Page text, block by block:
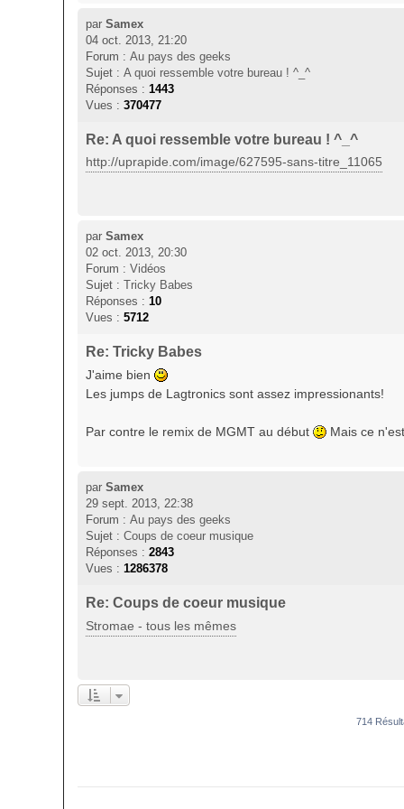
par Samex
04 oct. 2013, 21:20
Forum : Au pays des geeks
Sujet : A quoi ressemble votre bureau ! ^_^
Réponses : 1443
Vues : 370477
Re: A quoi ressemble votre bureau ! ^_^
http://uprapide.com/image/627595-sans-titre_11065
par Samex
02 oct. 2013, 20:30
Forum : Vidéos
Sujet : Tricky Babes
Réponses : 10
Vues : 5712
Re: Tricky Babes
J'aime bien
Les jumps de Lagtronics sont assez impressionants!
Par contre le remix de MGMT au début Mais ce
par Samex
29 sept. 2013, 22:38
Forum : Au pays des geeks
Sujet : Coups de coeur musique
Réponses : 2843
Vues : 1286378
Re: Coups de coeur musique
Stromae - tous les mêmes
714